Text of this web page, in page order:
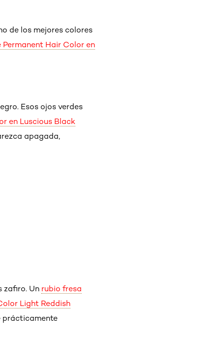
de los mejores colores
Permanent Hair Color en
Esos ojos verdes
en Luscious Black
apagada,
zafiro. Un rubio fresa
Light Reddish
prácticamente